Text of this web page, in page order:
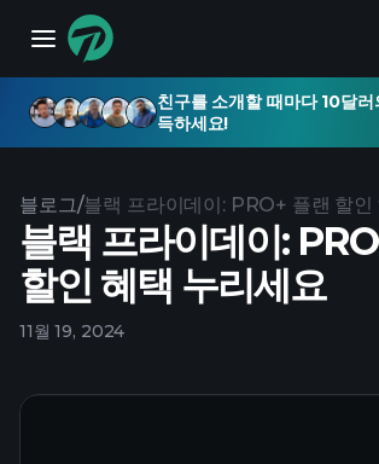
친구를 소개할 때마다 10달러
득하세요!
블로그/블랙 프라이데이: PRO+ 플랜 할인
블랙 프라이데이:
할인 혜택 누리세요
11월 19, 2024